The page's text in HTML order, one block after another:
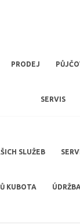
PRODEJ
SERVIS
SLUŽEB
KUBOTA